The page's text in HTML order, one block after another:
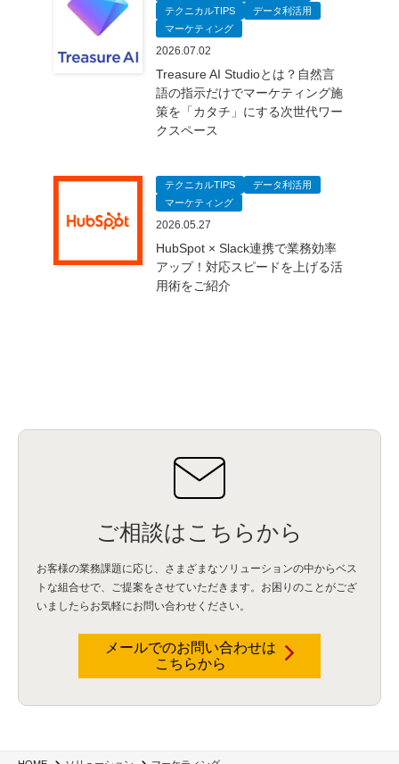
テクニカルTIPS
データ利活用
マーケティング
2026.07.02
Treasure AI Studioとは？自然言
語の指示だけでマーケティング施
策を「カタチ」にする次世代ワー
クスペース
テクニカルTIPS
データ利活用
マーケティング
2026.05.27
HubSpot × Slack連携で業務効率
アップ！対応スピードを上げる活
用術をご紹介
ご相談はこちらから
お客様の業務課題に応じ、さまざまなソリューションの中からベス
トな組合せで、 ご提案をさせていただきます。お困りのことがござ
いましたらお気軽にお問い合わせください。
メールでのお問い合わせは
こちらから